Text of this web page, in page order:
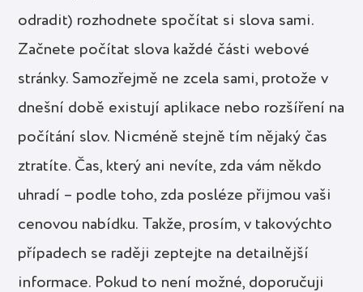
odradit) rozhodnete spočítat si slova sami.
Začnete počítat slova každé části webové
stránky. Samozřejmě ne zcela sami, protože v
dnešní době existují aplikace nebo rozšíření na
počítání slov. Nicméně stejně tím nějaký čas
ztratíte. Čas, který ani nevíte, zda vám někdo
uhradí – podle toho, zda posléze přijmou vaši
cenovou nabídku. Takže, prosím, v takovýchto
případech se raději zeptejte na detailnější
informace. Pokud to není možné, doporučuji